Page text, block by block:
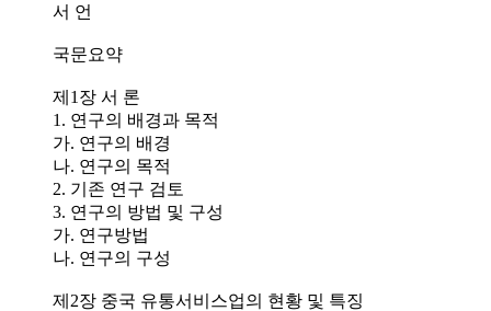
서 언
국문요약
제1장 서 론
1. 연구의 배경과 목적
가. 연구의 배경
나. 연구의 목적
2. 기존 연구 검토
3. 연구의 방법 및 구성
가. 연구방법
나. 연구의 구성
제2장 중국 유통서비스업의 현황 및 특징